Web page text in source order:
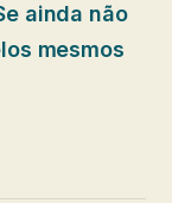
ainda não
mesmos